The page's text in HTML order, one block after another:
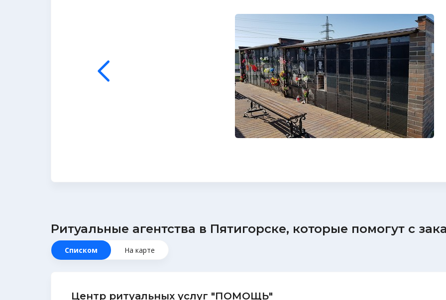
Ритуальные агентства в Пятигорске, которые помогут с
Списком На карте
Центр ритуальных услуг "ПОМОЩЬ"